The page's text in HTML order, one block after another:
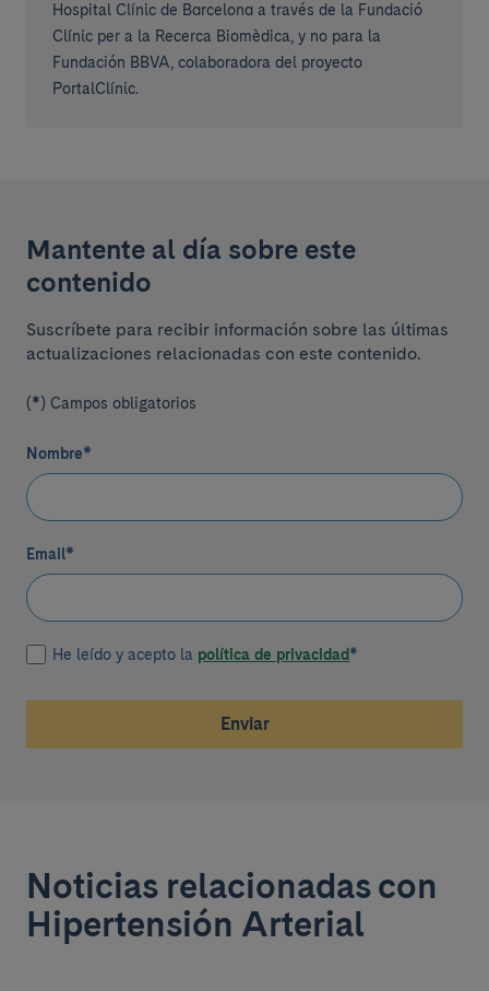
Hospital Clínic de Barcelona a través de la Fundació
Clínic per a la Recerca Biomèdica, y no para la
Fundación BBVA, colaboradora del proyecto
PortalClínic.
Mantente al día sobre este
contenido
Suscríbete para recibir información sobre las últimas
actualizaciones relacionadas con este contenido.
(*) Campos obligatorios
Nombre*
Email*
He leído y acepto la política de privacidad*
Enviar
Noticias relacionadas con
Hipertensión Arterial